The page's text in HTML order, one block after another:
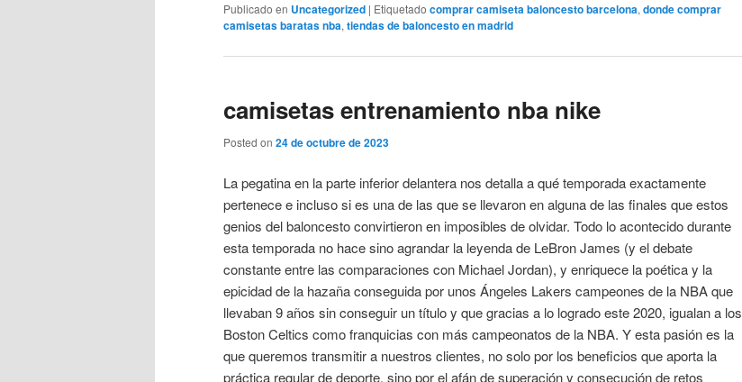
Publicado en Uncategorized | Etiquetado comprar camiseta baloncesto barcelona,donde comprar
camisetas baratas nba,tiendas de baloncesto en madrid
camisetas entrenamiento nba nike
Posted on 24 de octubre de 2023
La pegatina en la parte inferior delantera nos detalla a qué temporada exactamente
pertenece e incluso si es una de las que se llevaron en alguna de las finales que estos
genios del baloncesto convirtieron en imposibles de olvidar. Todo lo acontecido durante
esta temporada no hace sino agrandar la leyenda de LeBron James (y el debate
constante entre las comparaciones con Michael Jordan), y enriquece la poética y la
epicidad de la hazaña conseguida por unos Ángeles Lakers campeones de la NBA que
llevaban 9 años sin conseguir un título y que gracias a lo logrado este 2020, igualan a los
Boston Celtics como franquicias con más campeonatos de la NBA. Y esta pasión es la
que queremos transmitir a nuestros clientes, no solo por los beneficios que aporta la
práctica regular de deporte, sino por el afán de superación y consecución de retos